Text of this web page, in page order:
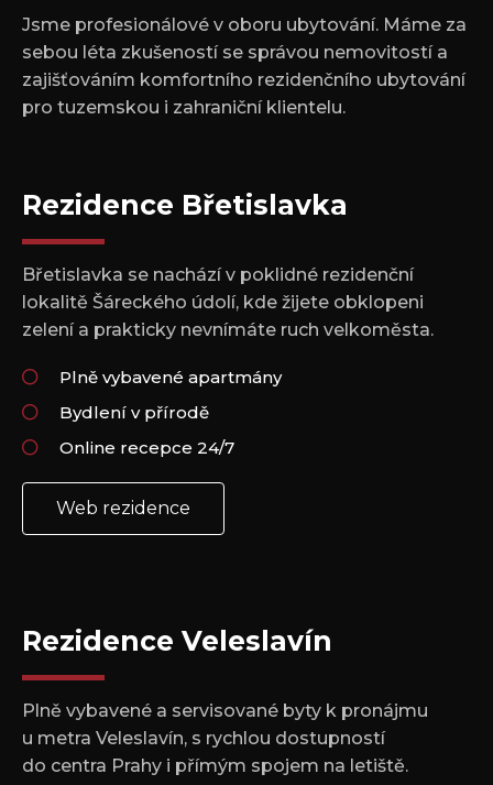
Jsme profesionálové v oboru ubytování. Máme za
sebou léta zkušeností se správou nemovitostí a
zajišťováním komfortního rezidenčního ubytování
pro tuzemskou i zahraniční klientelu.
Rezidence Břetislavka
Břetislavka se nachází v poklidné rezidenční
lokalitě Šáreckého údolí, kde žijete obklopeni
zelení a prakticky nevnímáte ruch velkoměsta.
Plně vybavené apartmány
Bydlení v přírodě
Online recepce 24/7
Web rezidence
Rezidence Veleslavín
Plně vybavené a servisované byty k pronájmu
u metra Veleslavín, s rychlou dostupností
do centra Prahy i přímým spojem na letiště.